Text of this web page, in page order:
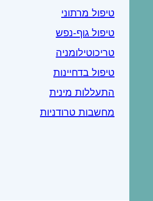
טיפול מרתוני
טיפול גוף-נפש
טריכוטילומניה
טיפול בדחיינות
התעללות מינית
מחשבות טרודניות